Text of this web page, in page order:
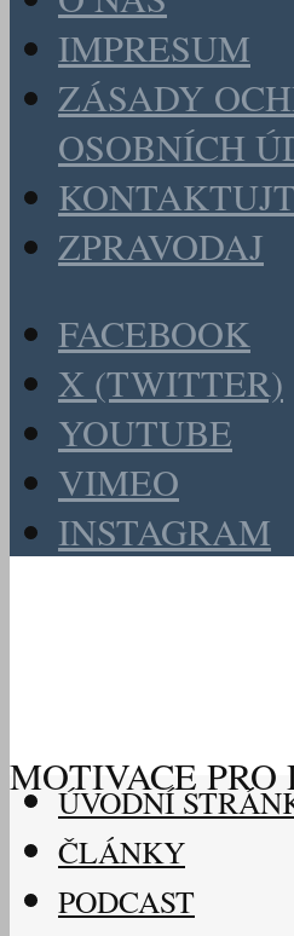
IMPRESUM
ZÁSADY
OSOBNÍCH
ZPRAVODAJ
FACEBOOK
X (TWITTER)
YOUTUBE
VIMEO
INSTAGRAM
MOTIVACE
ÚVODNÍ
ČLÁNKY
PODCAST